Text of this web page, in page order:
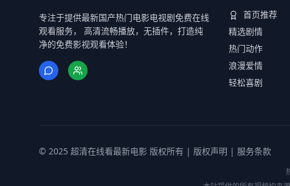
专注于提供最新国产热门电影电视剧免费在线
观看服务， 高清流畅播放，无插件，打造纯
净的免费影视观看体验！
首页推荐
精选剧情
热门动作
浪漫爱情
轻松喜剧
© 2025 超清在线看最新电影 版权所有 | 版权声明 | 服务条款